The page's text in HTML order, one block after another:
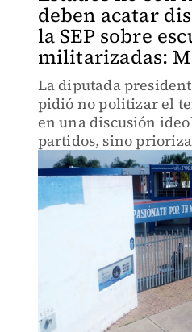
deben acatar
la SEP sobre
militarizadas:
La diputada
pidió no politizar el
en una discusión
partidos, sino
los alumnos y la no